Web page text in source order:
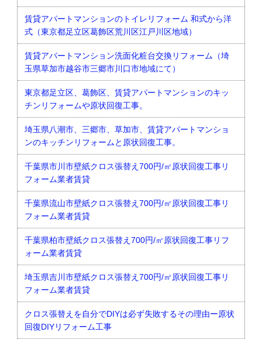
賃貸アパートマンションのトイレリフォーム 和式から洋
式（東京都足立区葛飾区荒川区江戸川区地域）
賃貸アパートマンション洗面化粧台交換リフォーム（埼
玉県草加市越谷市三郷市川口市地域にて）
東京都足立区、葛飾区、賃貸アパートマンションのキッ
チンリフォームや原状回復工事。
埼玉県八潮市、三郷市、草加市、賃貸アパートマンショ
ンのキッチンリフォームと原状回復工事。
千葉県市川市壁紙クロス張替え700円/㎡原状回復工事リ
フォーム業者賃貸
千葉県流山市壁紙クロス張替え700円/㎡原状回復工事リ
フォーム業者賃貸
千葉県柏市壁紙クロス張替え700円/㎡原状回復工事リフ
ォーム業者賃貸
埼玉県吉川市壁紙クロス張替え700円/㎡原状回復工事リ
フォーム業者賃貸
クロス張替えを自分でDIYは必ず失敗するその理由ー原状
回復DIYリフォーム工事